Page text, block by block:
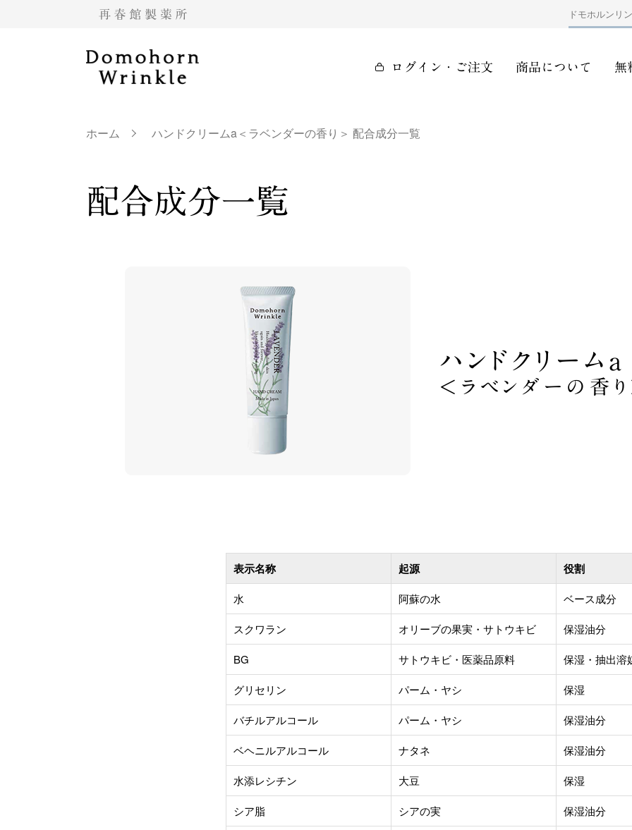
ドモホルンリ
ログイン・ご注文 商品について 無
ホーム ハンドクリームa＜ラベンダーの香り＞ 配合成分一覧
配合成分一覧
ハンドクリームa
＜ラベンダーの香
表示名称 起源 役割
水 阿蘇の水 ベース成分
スクワラン オリーブの果実・サトウキビ 保湿油分
BG サトウキビ・医薬品原料 保湿・抽出溶
グリセリン パーム・ヤシ 保湿
バチルアルコール パーム・ヤシ 保湿油分
ベヘニルアルコール ナタネ 保湿油分
水添レシチン 大豆 保湿
シア脂 シアの実 保湿油分